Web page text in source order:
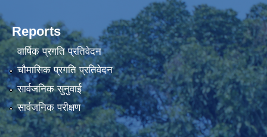
Reports
वार्षिक प्रगति प्रतिवेदन
चौमासिक प्रगति प्रतिवेदन
सार्वजनिक सुनुवाई
सार्वजनिक परीक्षण